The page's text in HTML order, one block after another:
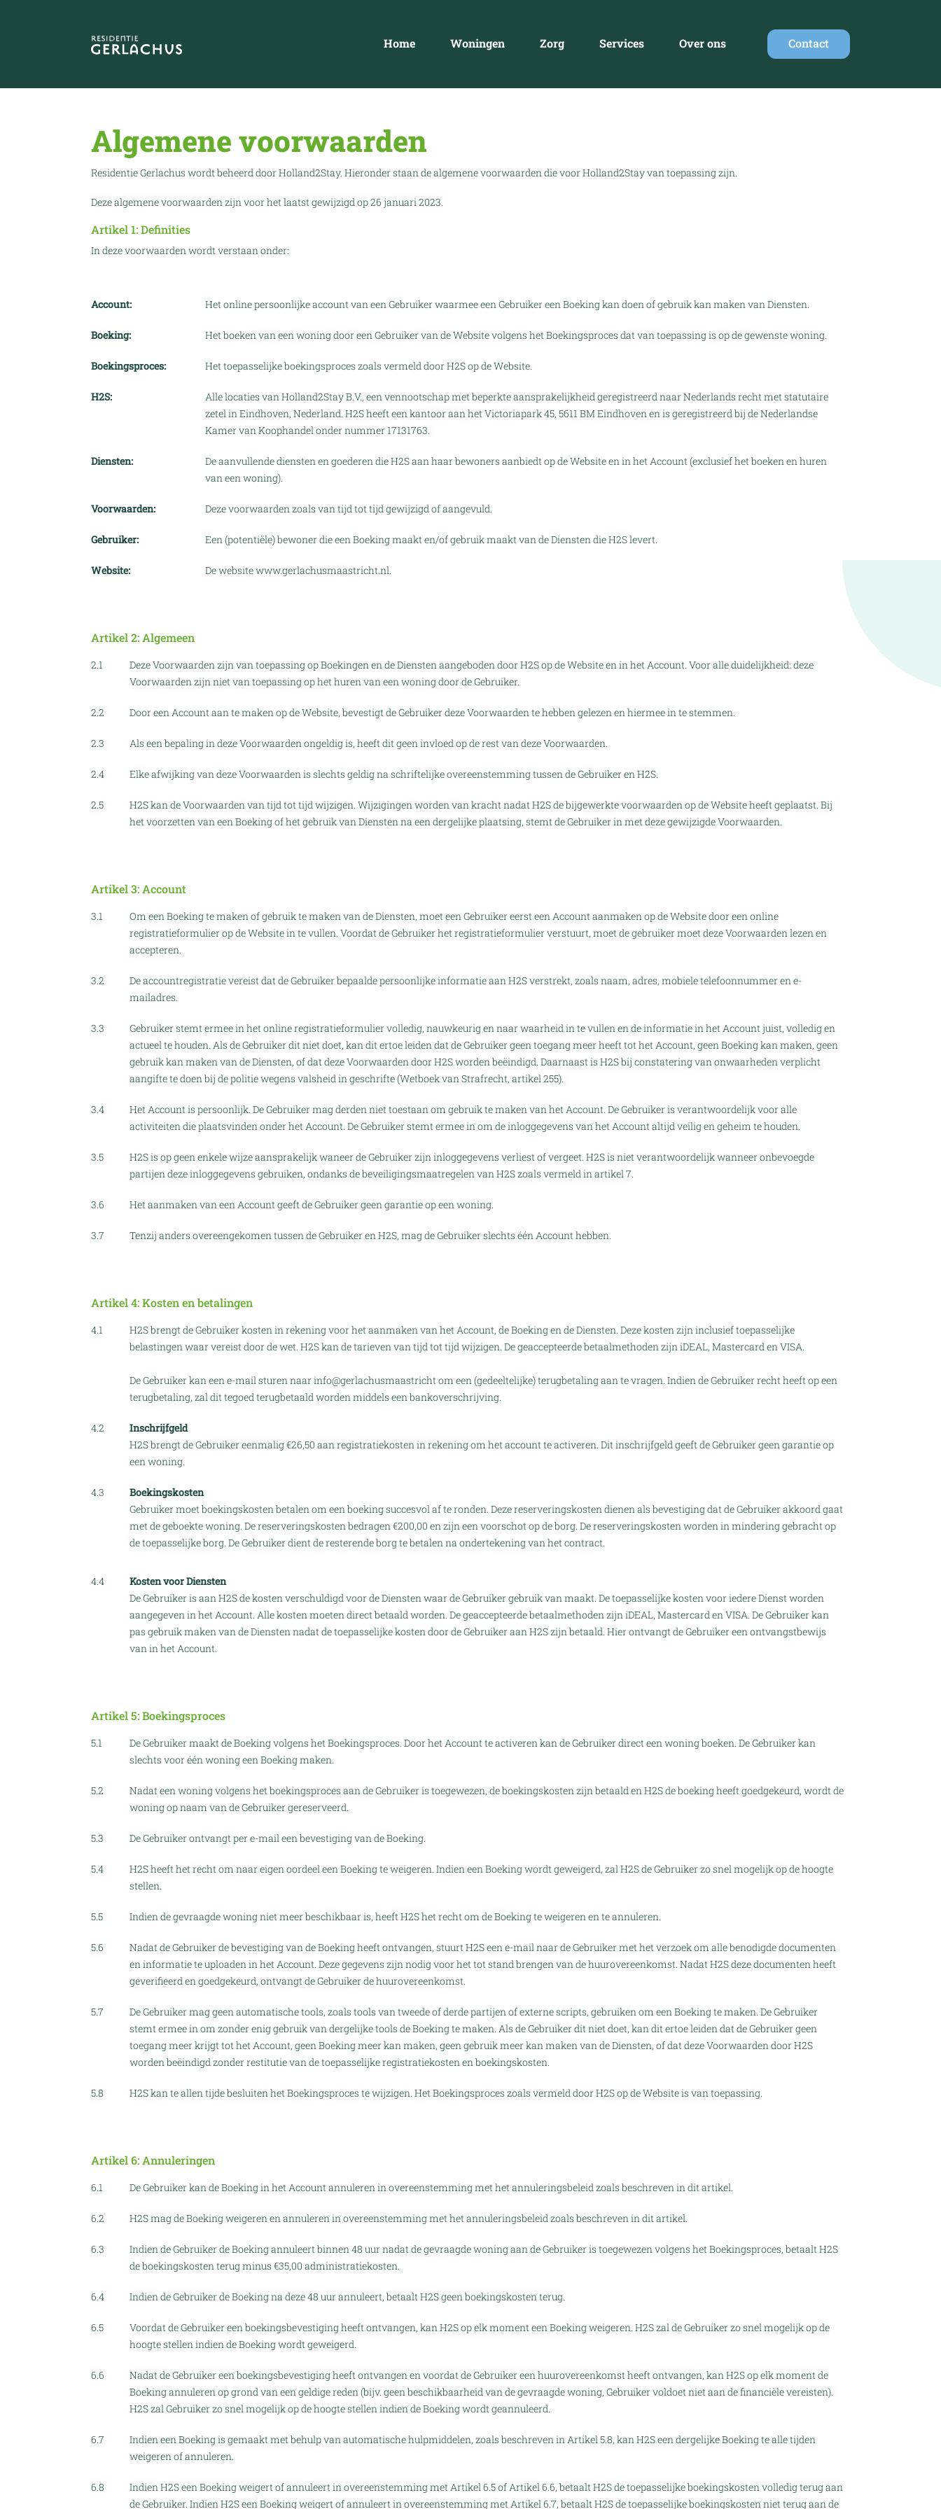
Home Woningen Zorg Services Over ons Contact
Algemene voorwaarden
Residentie Gerlachus wordt beheerd door Holland2Stay. Hieronder staan de algemene voorwaarden die voor Holland2Stay van toepassing zijn.
Deze algemene voorwaarden zijn voor het laatst gewijzigd op 26 januari 2023.
Artikel 1: Definities
In deze voorwaarden wordt verstaan onder:
Account: Het online persoonlijke account van een Gebruiker waarmee een Gebruiker een Boeking kan doen of gebruik kan maken van Diensten.
Boeking: Het boeken van een woning door een Gebruiker van de Website volgens het Boekingsproces dat van toepassing is op de gewenste woning.
Boekingsproces: Het toepasselijke boekingsproces zoals vermeld door H2S op de Website.
H2S:
Alle locaties van Holland2Stay B.V., een vennootschap met beperkte aansprakelijkheid geregistreerd naar Nederlands recht met statutaire
zetel in Eindhoven, Nederland. H2S heeft een kantoor aan het Victoriapark 45, 5611 BM Eindhoven en is geregistreerd bij de Nederlandse
Kamer van Koophandel onder nummer 17131763.
Diensten:
De aanvullende diensten en goederen die H2S aan haar bewoners aanbiedt op de Website en in het Account (exclusief het boeken en huren
van een woning).
Voorwaarden: Deze voorwaarden zoals van tijd tot tijd gewijzigd of aangevuld.
Gebruiker: Een (potentiële) bewoner die een Boeking maakt en/of gebruik maakt van de Diensten die H2S levert.
Website: De websitewww.gerlachusmaastricht.nl.
Artikel 2: Algemeen
2.1
Deze Voorwaarden zijn van toepassing op Boekingen en de Diensten aangeboden door H2S op de Website en in het Account. Voor alle duidelijkheid: deze
Voorwaarden zijn niet van toepassing op het huren van een woning door de Gebruiker.
2.2 Door een Account aan te maken op de Website, bevestigt de Gebruiker deze Voorwaarden te hebben gelezen en hiermee in te stemmen.
2.3 Als een bepaling in deze Voorwaarden ongeldig is, heeft dit geen invloed op de rest van deze Voorwaarden.
2.4 Elke afwijking van deze Voorwaarden is slechts geldig na schriftelijke overeenstemming tussen de Gebruiker en H2S.
2.5
H2S kan de Voorwaarden van tijd tot tijd wijzigen. Wijzigingen worden van kracht nadat H2S de bijgewerkte voorwaarden op de Website heeft geplaatst. Bij
het voorzetten van een Boeking of het gebruik van Diensten na een dergelijke plaatsing, stemt de Gebruiker in met deze gewijzigde Voorwaarden.
Artikel 3: Account
3.1
Om een Boeking te maken of gebruik te maken van de Diensten, moet een Gebruiker eerst een Account aanmaken op de Website door een online
registratieformulier op de Website in te vullen. Voordat de Gebruiker het registratieformulier verstuurt, moet de gebruiker moet deze Voorwaarden lezen en
accepteren.
3.2
De accountregistratie vereist dat de Gebruiker bepaalde persoonlijke informatie aan H2S verstrekt, zoals naam, adres, mobiele telefoonnummer en e-
mailadres.
3.3
Gebruiker stemt ermee in het online registratieformulier volledig, nauwkeurig en naar waarheid in te vullen en de informatie in het Account juist, volledig en
actueel te houden. Als de Gebruiker dit niet doet, kan dit ertoe leiden dat de Gebruiker geen toegang meer heeft tot het Account, geen Boeking kan maken, geen
gebruik kan maken van de Diensten, of dat deze Voorwaarden door H2S worden beëindigd. Daarnaast is H2S bij constatering van onwaarheden verplicht
aangifte te doen bij de politie wegens valsheid in geschrifte (Wetboek van Strafrecht, artikel 255).
3.4
Het Account is persoonlijk. De Gebruiker mag derden niet toestaan om gebruik te maken van het Account. De Gebruiker is verantwoordelijk voor alle
activiteiten die plaatsvinden onder het Account. De Gebruiker stemt ermee in om de inloggegevens van het Account altijd veilig en geheim te houden.
3.5
H2S is op geen enkele wijze aansprakelijk waneer de Gebruiker zijn inloggegevens verliest of vergeet. H2S is niet verantwoordelijk wanneer onbevoegde
partijen deze inloggegevens gebruiken, ondanks de beveiligingsmaatregelen van H2S zoals vermeld in artikel 7.
3.6 Het aanmaken van een Account geeft de Gebruiker geen garantie op een woning.
3.7 Tenzij anders overeengekomen tussen de Gebruiker en H2S, mag de Gebruiker slechts één Account hebben.
Artikel 4: Kosten en betalingen
4.1
H2S brengt de Gebruiker kosten in rekening voor het aanmaken van het Account, de Boeking en de Diensten. Deze kosten zijn inclusief toepasselijke
belastingen waar vereist door de wet. H2S kan de tarieven van tijd tot tijd wijzigen. De geaccepteerde betaalmethoden zijn iDEAL, Mastercard en VISA.
De Gebruiker kan een e-mail sturen naarinfo@gerlachusmaastrichtom een (gedeeltelijke) terugbetaling aan te vragen. Indien de Gebruiker recht heeft op een
terugbetaling, zal dit tegoed terugbetaald worden middels een bankoverschrijving.
4.2
Inschrijfgeld
H2S brengt de Gebruiker eenmalig €26,50 aan registratiekosten in rekening om het account te activeren. Dit inschrijfgeld geeft de Gebruiker geen garantie op
een woning.
4.3
Boekingskosten
Gebruiker moet boekingskosten betalen om een boeking succesvol af te ronden. Deze reserveringskosten dienen als bevestiging dat de Gebruiker akkoord gaat
met de geboekte woning. De reserveringskosten bedragen €200,00 en zijn een voorschot op de borg. De reserveringskosten worden in mindering gebracht op
de toepasselijke borg. De Gebruiker dient de resterende borg te betalen na ondertekening van het contract.
4.4
Kosten voor Diensten
De Gebruiker is aan H2S de kosten verschuldigd voor de Diensten waar de Gebruiker gebruik van maakt. De toepasselijke kosten voor iedere Dienst worden
aangegeven in het Account. Alle kosten moeten direct betaald worden. De geaccepteerde betaalmethoden zijn iDEAL, Mastercard en VISA. De Gebruiker kan
pas gebruik maken van de Diensten nadat de toepasselijke kosten door de Gebruiker aan H2S zijn betaald. Hier ontvangt de Gebruiker een ontvangstbewijs
van in het Account.
Artikel 5: Boekingsproces
5.1
De Gebruiker maakt de Boeking volgens het Boekingsproces. Door het Account te activeren kan de Gebruiker direct een woning boeken. De Gebruiker kan
slechts voor één woning een Boeking maken.
5.2
Nadat een woning volgens het boekingsproces aan de Gebruiker is toegewezen, de boekingskosten zijn betaald en H2S de boeking heeft goedgekeurd, wordt de
woning op naam van de Gebruiker gereserveerd.
5.3 De Gebruiker ontvangt per e-mail een bevestiging van de Boeking.
5.4
H2S heeft het recht om naar eigen oordeel een Boeking te weigeren. Indien een Boeking wordt geweigerd, zal H2S de Gebruiker zo snel mogelijk op de hoogte
stellen.
5.5 Indien de gevraagde woning niet meer beschikbaar is, heeft H2S het recht om de Boeking te weigeren en te annuleren.
5.6
Nadat de Gebruiker de bevestiging van de Boeking heeft ontvangen, stuurt H2S een e-mail naar de Gebruiker met het verzoek om alle benodigde documenten
en informatie te uploaden in het Account. Deze gegevens zijn nodig voor het tot stand brengen van de huurovereenkomst. Nadat H2S deze documenten heeft
geverifieerd en goedgekeurd, ontvangt de Gebruiker de huurovereenkomst.
5.7
De Gebruiker mag geen automatische tools, zoals tools van tweede of derde partijen of externe scripts, gebruiken om een Boeking te maken. De Gebruiker
stemt ermee in om zonder enig gebruik van dergelijke tools de Boeking te maken. Als de Gebruiker dit niet doet, kan dit ertoe leiden dat de Gebruiker geen
toegang meer krijgt tot het Account, geen Boeking meer kan maken, geen gebruik meer kan maken van de Diensten, of dat deze Voorwaarden door H2S
worden beëindigd zonder restitutie van de toepasselijke registratiekosten en boekingskosten.
5.8 H2S kan te allen tijde besluiten het Boekingsproces te wijzigen. Het Boekingsproces zoals vermeld door H2S op de Website is van toepassing.
Artikel 6: Annuleringen
6.1 De Gebruiker kan de Boeking in het Account annuleren in overeenstemming met het annuleringsbeleid zoals beschreven in dit artikel.
6.2 H2S mag de Boeking weigeren en annuleren in overeenstemming met het annuleringsbeleid zoals beschreven in dit artikel.
6.3
Indien de Gebruiker de Boeking annuleert binnen 48 uur nadat de gevraagde woning aan de Gebruiker is toegewezen volgens het Boekingsproces, betaalt H2S
de boekingskosten terug minus €35,00 administratiekosten.
6.4 Indien de Gebruiker de Boeking na deze 48 uur annuleert, betaalt H2S geen boekingskosten terug.
6.5
Voordat de Gebruiker een boekingsbevestiging heeft ontvangen, kan H2S op elk moment een Boeking weigeren. H2S zal de Gebruiker zo snel mogelijk op de
hoogte stellen indien de Boeking wordt geweigerd.
6.6
Nadat de Gebruiker een boekingsbevestiging heeft ontvangen en voordat de Gebruiker een huurovereenkomst heeft ontvangen, kan H2S op elk moment de
Boeking annuleren op grond van een geldige reden (bijv. geen beschikbaarheid van de gevraagde woning, Gebruiker voldoet niet aan de financiële vereisten).
H2S zal Gebruiker zo snel mogelijk op de hoogte stellen indien de Boeking wordt geannuleerd.
6.7
Indien een Boeking is gemaakt met behulp van automatische hulpmiddelen, zoals beschreven in Artikel 5.8, kan H2S een dergelijke Boeking te alle tijden
weigeren of annuleren.
6.8
Indien H2S een Boeking weigert of annuleert in overeenstemming met Artikel 6.5 of Artikel 6.6, betaalt H2S de toepasselijke boekingskosten volledig terug aan
de Gebruiker. Indien H2S een Boeking weigert of annuleert in overeenstemming met Artikel 6.7, betaalt H2S de toepasselijke boekingskosten niet terug aan de